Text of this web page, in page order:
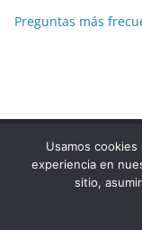
Preguntas más
Copyright © 2026
Usamos
experiencia en
sitio,